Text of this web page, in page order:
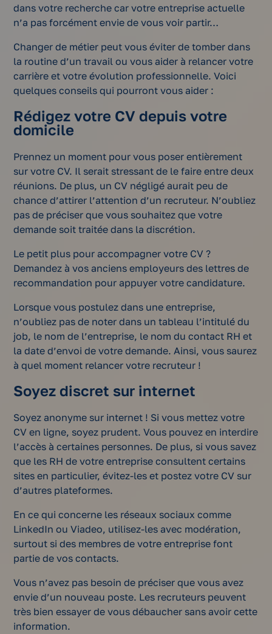
dans votre recherche car votre entreprise actuelle
n’a pas forcément envie de vous voir partir…
Changer de métier peut vous éviter de tomber dans
la routine d’un travail ou vous aider à relancer votre
carrière et votre évolution professionnelle. Voici
quelques conseils qui pourront vous aider :
Rédigez votre CV depuis votre
domicile
Prennez un moment pour vous poser entièrement
sur votre CV. Il serait stressant de le faire entre deux
réunions. De plus, un CV négligé aurait peu de
chance d’attirer l’attention d’un recruteur. N’oubliez
pas de préciser que vous souhaitez que votre
demande soit traitée dans la discrétion.
Le petit plus pour accompagner votre CV ?
Demandez à vos anciens employeurs des lettres de
recommandation pour appuyer votre candidature.
Lorsque vous postulez dans une entreprise,
n’oubliez pas de noter dans un tableau l’intitulé du
job, le nom de l’entreprise, le nom du contact RH et
la date d’envoi de votre demande. Ainsi, vous saurez
à quel moment relancer votre recruteur !
Soyez discret sur internet
Soyez anonyme sur internet ! Si vous mettez votre
CV en ligne, soyez prudent. Vous pouvez en interdire
l’accès à certaines personnes. De plus, si vous savez
que les RH de votre entreprise consultent certains
sites en particulier, évitez-les et postez votre CV sur
d’autres plateformes.
En ce qui concerne les réseaux sociaux comme
LinkedIn ou Viadeo, utilisez-les avec modération,
surtout si des membres de votre entreprise font
partie de vos contacts.
Vous n’avez pas besoin de préciser que vous avez
envie d’un nouveau poste. Les recruteurs peuvent
très bien essayer de vous débaucher sans avoir cette
information.